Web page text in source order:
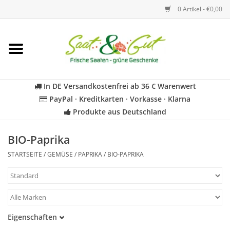
0 Artikel - €0,00
Startseite
Kräuter
Für Kinder
Geschenkideen
In DE Versandkostenfrei ab 36 € Warenwert
PayPal · Kreditkarten · Vorkasse · Klarna
Produkte aus Deutschland
BIO-Paprika
STARTSEITE /GEMÜSE / PAPRIKA/ BIO-PAPRIKA
Eigenschaften